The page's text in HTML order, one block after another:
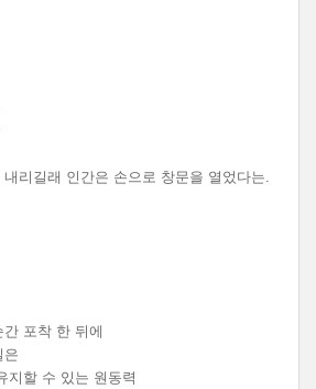
리길래 인간은 손으로 창문을 열었다는.
포착 한 뒤에
은
지할 수 있는 원동력